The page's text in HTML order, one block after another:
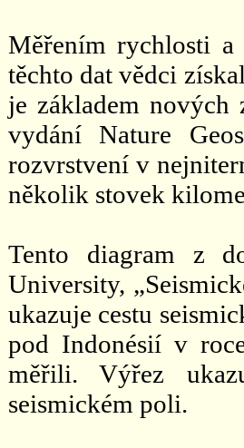
Měřením rychlosti
těchto dat vědci
je základem
vydání Nature
rozvrstvení v
několik stovek
Tento diagram z
University,
ukazuje cestu
pod Indonésií v
měřili. Výřez
seismickém poli.